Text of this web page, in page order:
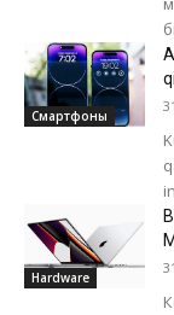
Смартфоны
Hardware